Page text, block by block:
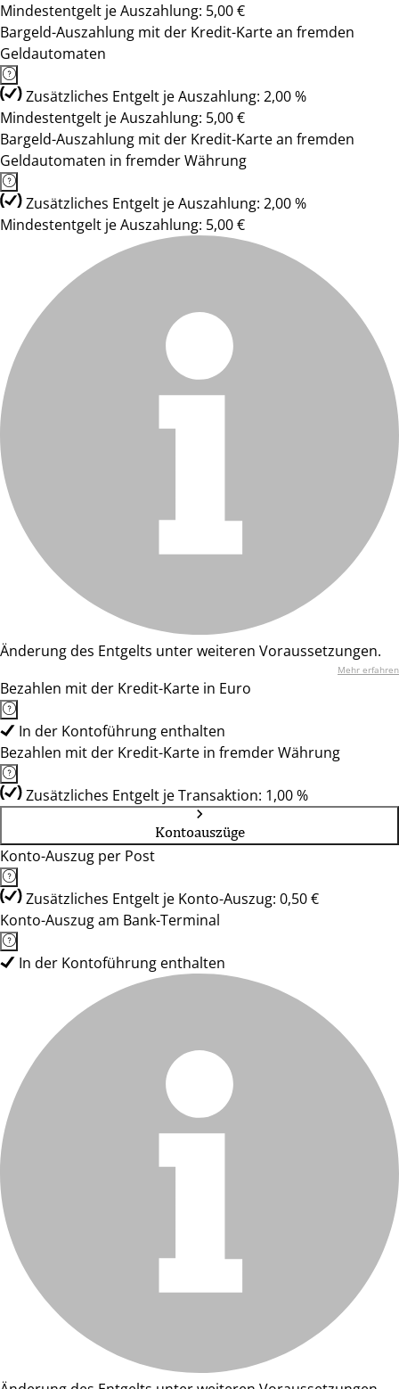
Mindestentgelt je Auszahlung: 5,00 €
Bargeld-Auszahlung mit der Kredit-Karte an fremden
Geldautomaten
Zusätzliches Entgelt je Auszahlung: 2,00 %
Mindestentgelt je Auszahlung: 5,00 €
Bargeld-Auszahlung mit der Kredit-Karte an fremden
Geldautomaten in fremder Währung
Zusätzliches Entgelt je Auszahlung: 2,00 %
Mindestentgelt je Auszahlung: 5,00 €
Änderung des Entgelts unter weiteren Voraussetzungen.
Mehr erfahren
Bezahlen mit der Kredit-Karte in Euro
In der Kontoführung enthalten
Bezahlen mit der Kredit-Karte in fremder Währung
Zusätzliches Entgelt je Transaktion: 1,00 %
Kontoauszüge
Konto-Auszug per Post
Zusätzliches Entgelt je Konto-Auszug: 0,50 €
Konto-Auszug am Bank-Terminal
In der Kontoführung enthalten